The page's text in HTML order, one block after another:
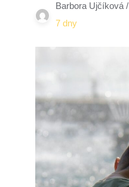
Barbora Ujčíková /
7 dny